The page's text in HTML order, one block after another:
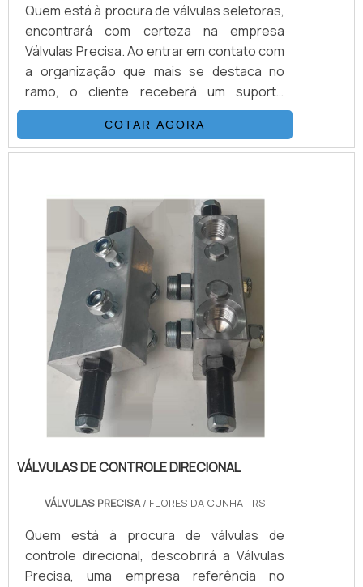
Quem está à procura de válvulas seletoras,
encontrará com certeza na empresa
Válvulas Precisa. Ao entrar em contato com
a organização que mais se destaca no
ramo, o cliente receberá um suporte
completo para sanar eventuais dúvidas
sobre o produto a ser adquirido.Quando o
quesito é válvulas seletoras, com a melhor
benefício e atendimento eficaz em todo o
COTAR AGORA
VÁLVULAS DE CONTROLE DIRECIONAL
VÁLVULAS PRECISA/ FLORES DA CUNHA - RS
Quem está à procura de válvulas de
controle direcional, descobrirá a Válvulas
Precisa, uma empresa referência no